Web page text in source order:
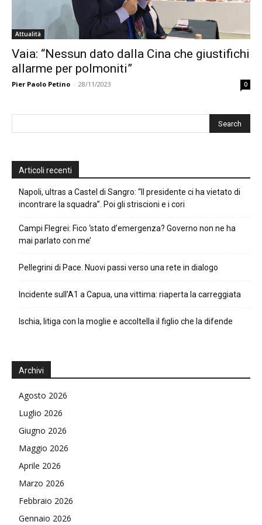
Attualità
Vaia: “Nessun dato dalla Cina che giustifichi
allarme per polmoniti”
Pier Paolo Petino - 28/11/2023 0
Articoli recenti
Napoli, ultras a Castel di Sangro: “Il presidente ci ha vietato di
incontrare la squadra”. Poi gli striscioni e i cori
Campi Flegrei: Fico ‘stato d’emergenza? Governo non ne ha
mai parlato con me’
Pellegrini di Pace. Nuovi passi verso una rete in dialogo
Incidente sull’A1 a Capua, una vittima: riaperta la carreggiata
Ischia, litiga con la moglie e accoltella il figlio che la difende
Archivi
Agosto 2026
Luglio 2026
Giugno 2026
Maggio 2026
Aprile 2026
Marzo 2026
Febbraio 2026
Gennaio 2026